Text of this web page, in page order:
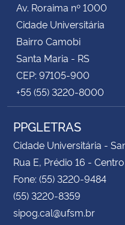
Av. Roraima nº 1000
Cidade Universitária
Bairro Camobi
Santa Maria - RS
CEP: 97105-900
+55 (55) 3220-8000
PPGLETRAS
Cidade Universitária -
Rua E, Prédio 16 -
Fone: (55) 3220-9484
(55) 3220-8359
sipog.cal@ufsm.br